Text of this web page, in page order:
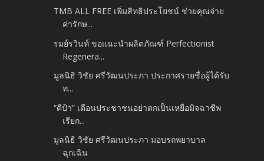
TMB ALL FREE เพิ่มสิทธิประโยชน์ ช่วยคุณจ่าย
ค่ารักษ...
รมย์รวินท์ ขอแนะนำผลิตภัณฑ์ Perfectionist
Regenera...
มูลนิธิ วิชัย ศรีวัฒนประภา ประกาศรายชื่อผู้ได้รับ
ท...
“ดีป้า” เตือนประชาชนอย่าตกเป็นเหยื่อมิจฉาชีพ
เรียก...
มูลนิธิ วิชัย ศรีวัฒนประภา มอบรถพยาบาล
ฉุกเฉิน